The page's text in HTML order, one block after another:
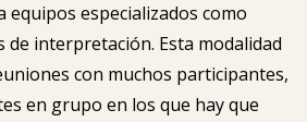
especializados como
de interpretación. Esta modalidad
con muchos participantes,
en grupo en los que hay que